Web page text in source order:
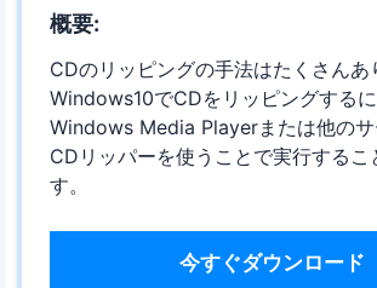
概要:
CDのリッピングの手法はたくさんあ
Windows10でCDをリッピングするに
Windows Media Playerまたは他のサ
CDリッパーを使うことで実行するこ
す。
今すぐダウンロード